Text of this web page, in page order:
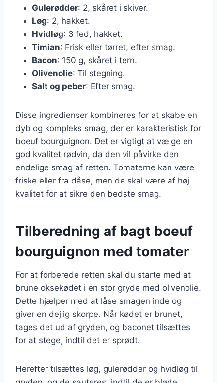
Gulerødder: 2, skåret i skiver.
Løg: 2, hakket.
Hvidløg: 3 fed, hakket.
Timian: Frisk eller tørret, efter smag.
Bacon: 150 g, skåret i tern.
Olivenolie: Til stegning.
Salt og peber: Efter smag.
Disse ingredienser kombineres for at skabe en
dyb og kompleks smag, der er karakteristisk for
boeuf bourguignon. Det er vigtigt at vælge en
god kvalitet rødvin, da den vil påvirke den
endelige smag af retten. Tomaterne kan være
friske eller fra dåse, men de skal være af høj
kvalitet for at sikre den bedste smag.
Tilberedning af bagt boeuf
bourguignon med tomater
For at forberede retten skal du starte med at
brune oksekødet i en stor gryde med olivenolie.
Dette hjælper med at låse smagen inde og
giver en dejlig skorpe. Når kødet er brunet,
tages det ud af gryden, og baconet tilsættes
for at stege, indtil det er sprødt.
Herefter tilsættes løg, gulerødder og hvidløg til